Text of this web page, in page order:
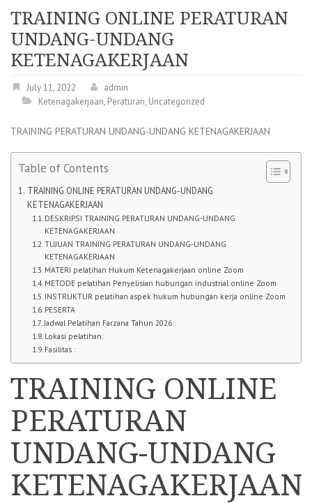
TRAINING ONLINE PERATURAN
UNDANG-UNDANG
KETENAGAKERJAAN
July 11, 2022
admin
Ketenagakerjaan, Peraturan, Uncategorized
TRAINING PERATURAN UNDANG-UNDANG KETENAGAKERJAAN
Table of Contents
TRAINING ONLINE PERATURAN UNDANG-UNDANG
KETENAGAKERJAAN
DESKRIPSI TRAINING PERATURAN UNDANG-UNDANG
KETENAGAKERJAAN
TUJUAN TRAINING PERATURAN UNDANG-UNDANG
KETENAGAKERJAAN
MATERI pelatihan Hukum Ketenagakerjaan online Zoom
METODE pelatihan Penyelisian hubungan industrial online Zoom
INSTRUKTUR pelatihan aspek hukum hubungan kerja online Zoom
PESERTA
Jadwal Pelatihan Farzana Tahun 2026:
Lokasi pelatihan:
Fasilitas :
TRAINING ONLINE
PERATURAN
UNDANG-UNDANG
KETENAGAKERJAAN